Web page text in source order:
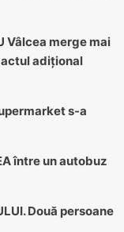
Vâlcea merge mai
adițional
s-a
între un autobuz
Două persoane